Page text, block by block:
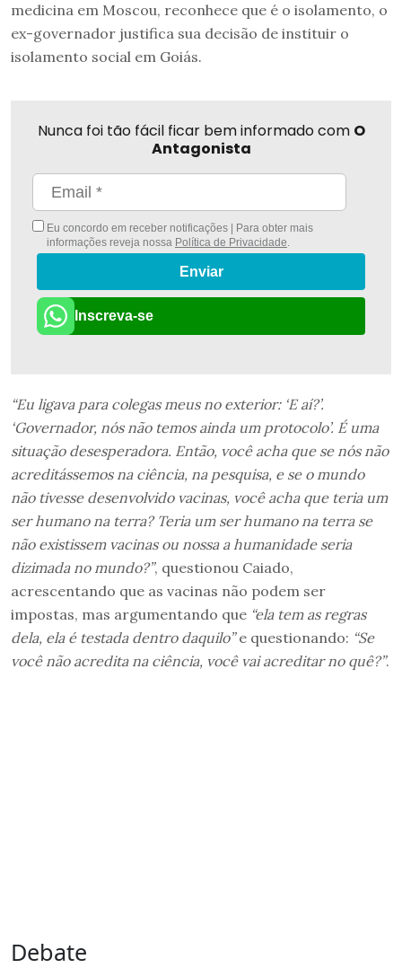
medicina em Moscou, reconhece que é o isolamento, o
ex-governador justifica sua decisão de instituir o
isolamento social em Goiás.
Nunca foi tão fácil ficar bem informado com O
Antagonista
Eu concordo em receber notificações | Para obter mais
informações reveja nossa Política de Privacidade.
Enviar
Inscreva-se
“Eu ligava para colegas meus no exterior: ‘E aí?’.
‘Governador, nós não temos ainda um protocolo’. É uma
situação desesperadora. Então, você acha que se nós não
acreditássemos na ciência, na pesquisa, e se o mundo
não tivesse desenvolvido vacinas, você acha que teria um
ser humano na terra? Teria um ser humano na terra se
não existissem vacinas ou nossa a humanidade seria
dizimada no mundo?”, questionou Caiado,
acrescentando que as vacinas não podem ser
impostas, mas argumentando que “ela tem as regras
dela, ela é testada dentro daquilo”e questionando: “Se
você não acredita na ciência, você vai acreditar no quê?”.
Debate